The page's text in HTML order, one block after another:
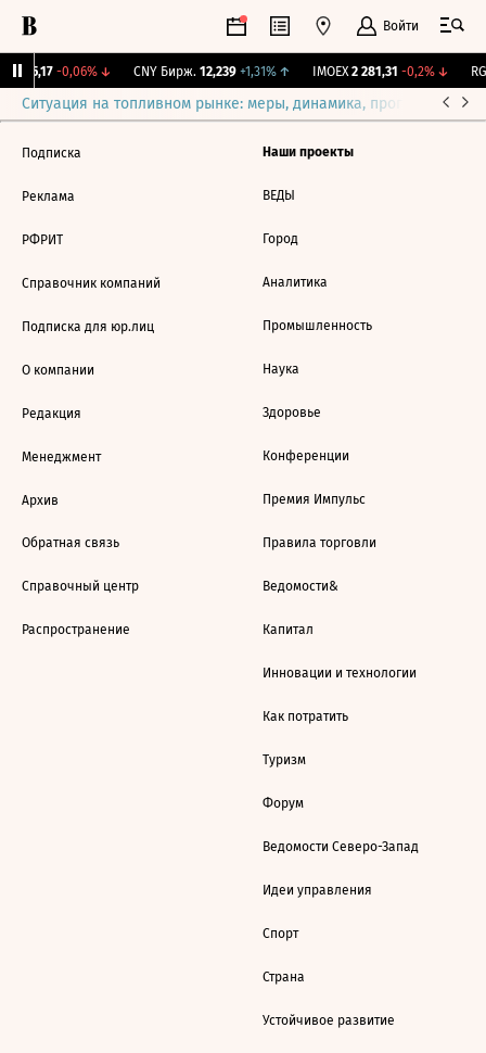
Войти
115,17 -0,06%↓ CNY Бирж. 12,239 +1,31%↑ IMOEX 2 281,31 -0,2%↓
Ситуация на топливном рынке: меры, динамика, прогнозы
Подписка
Реклама
РФРИТ
Справочник компаний
Подписка для юр.лиц
О компании
Редакция
Менеджмент
Архив
Обратная связь
Справочный центр
Распространение
Наши проекты
ВЕДЫ
Город
Аналитика
Промышленность
Наука
Здоровье
Конференции
Премия Импульс
Правила торговли
Ведомости&
Капитал
Инновации и технологии
Как потратить
Туризм
Форум
Ведомости Северо-Запад
Идеи управления
Спорт
Страна
Устойчивое развитие